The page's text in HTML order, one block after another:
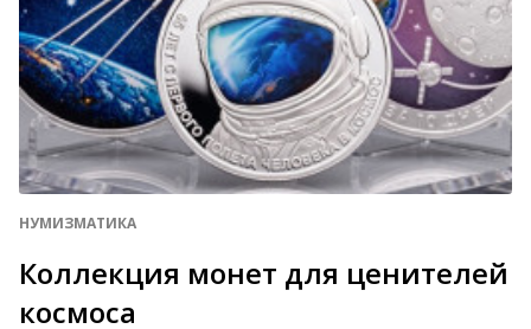
НУМИЗМАТИКА
Коллекция монет для ценителей
космоса